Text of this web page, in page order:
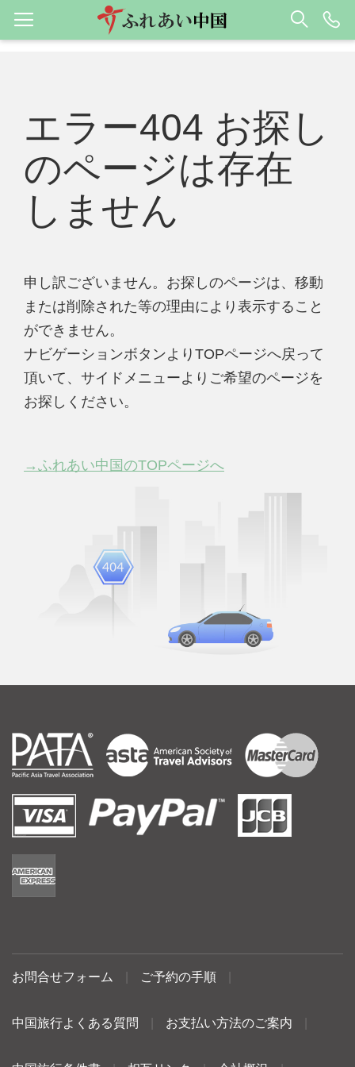
エラー404 お探し
のページは存在
しません
申し訳ございません。お探しのページは、移動
または削除された等の理由により表示すること
ができません。
ナビゲーションボタンよりTOPページへ戻って
頂いて、サイドメニューよりご希望のページを
お探しください。
→ふれあい中国のTOPページへ
お問合せフォーム ご予約の手順
中国旅行よくある質問 お支払い方法のご案内